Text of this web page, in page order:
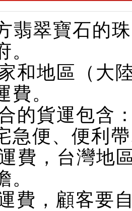
翡翠寶石的
和地區（大
費。
的貨運包含
急便、便利
費，台灣地
費，顧客要